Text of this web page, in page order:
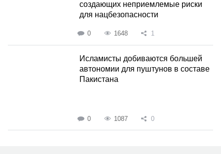
создающих неприемлемые риски
для нацбезопасности
0 1648 1
Исламисты добиваются большей
автономии для пуштунов в составе
Пакистана
0 1087 0